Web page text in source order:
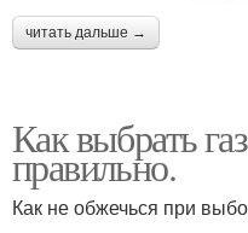
читать дальше →
Как выбрать
правильно.
Как не обжечься при